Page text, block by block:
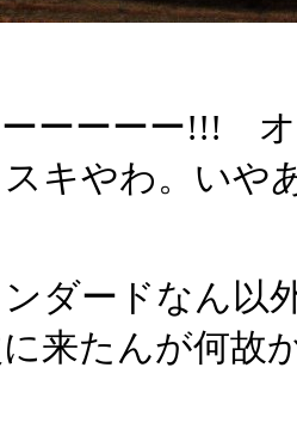
ーーーー!!! オ
キやわ。いや
ダードなん以
来たんが何故